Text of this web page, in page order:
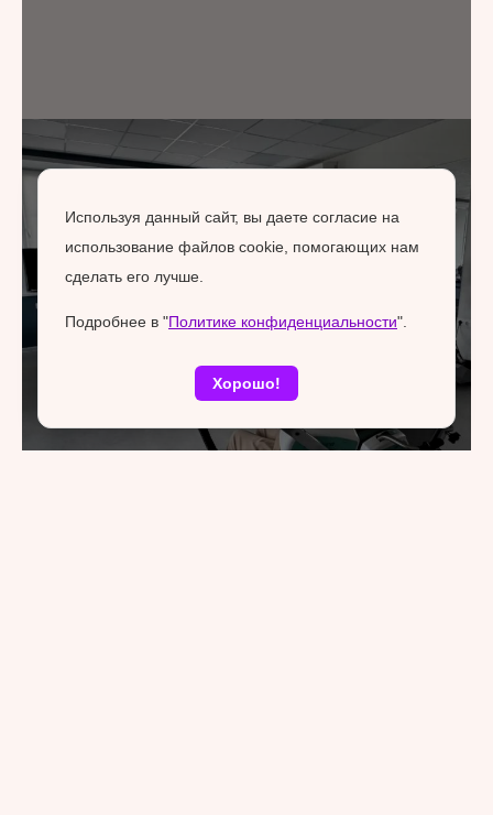
Используя данный сайт, вы даете согласие на
использование файлов cookie, помогающих нам
сделать его лучше.
Подробнее в "Политике конфиденциальности".
Хорошо!